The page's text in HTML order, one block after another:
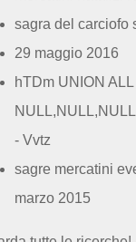
sagra del carciofo
29 maggio 2016
hTDm UNION
- Vvtz
sagre mercatini
marzo 2015